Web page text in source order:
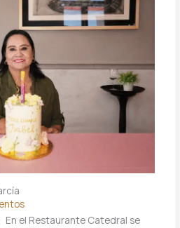
el Restaurante Catedral se